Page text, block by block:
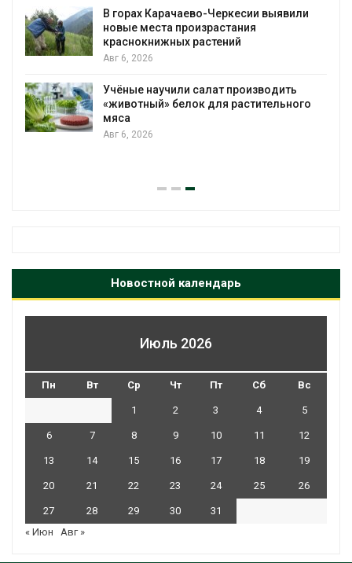
В горах Карачаево-Черкесии выявили
новые места произрастания
краснокнижных растений
Авг 6, 2026
Учёные научили салат производить
«животный» белок для растительного
мяса
Авг 6, 2026
Новостной календарь
Июль 2026
Пн Вт Ср Чт Пт Сб Вс
1 2 3 4 5
6 7 8 9 10 11 12
13 14 15 16 17 18 19
20 21 22 23 24 25 26
27 28 29 30
31
« Июн
Авг »